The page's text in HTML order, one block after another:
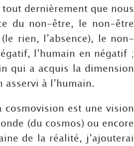
tout dernièrement que nous
du non-être, le non-être
rien, l’absence), le non-
l’humain en négatif ;
qui a acquis la dimension
asservi à l’humain.
cosmovision est une vision
(du cosmos) ou encore
de la réalité, j’ajouterai